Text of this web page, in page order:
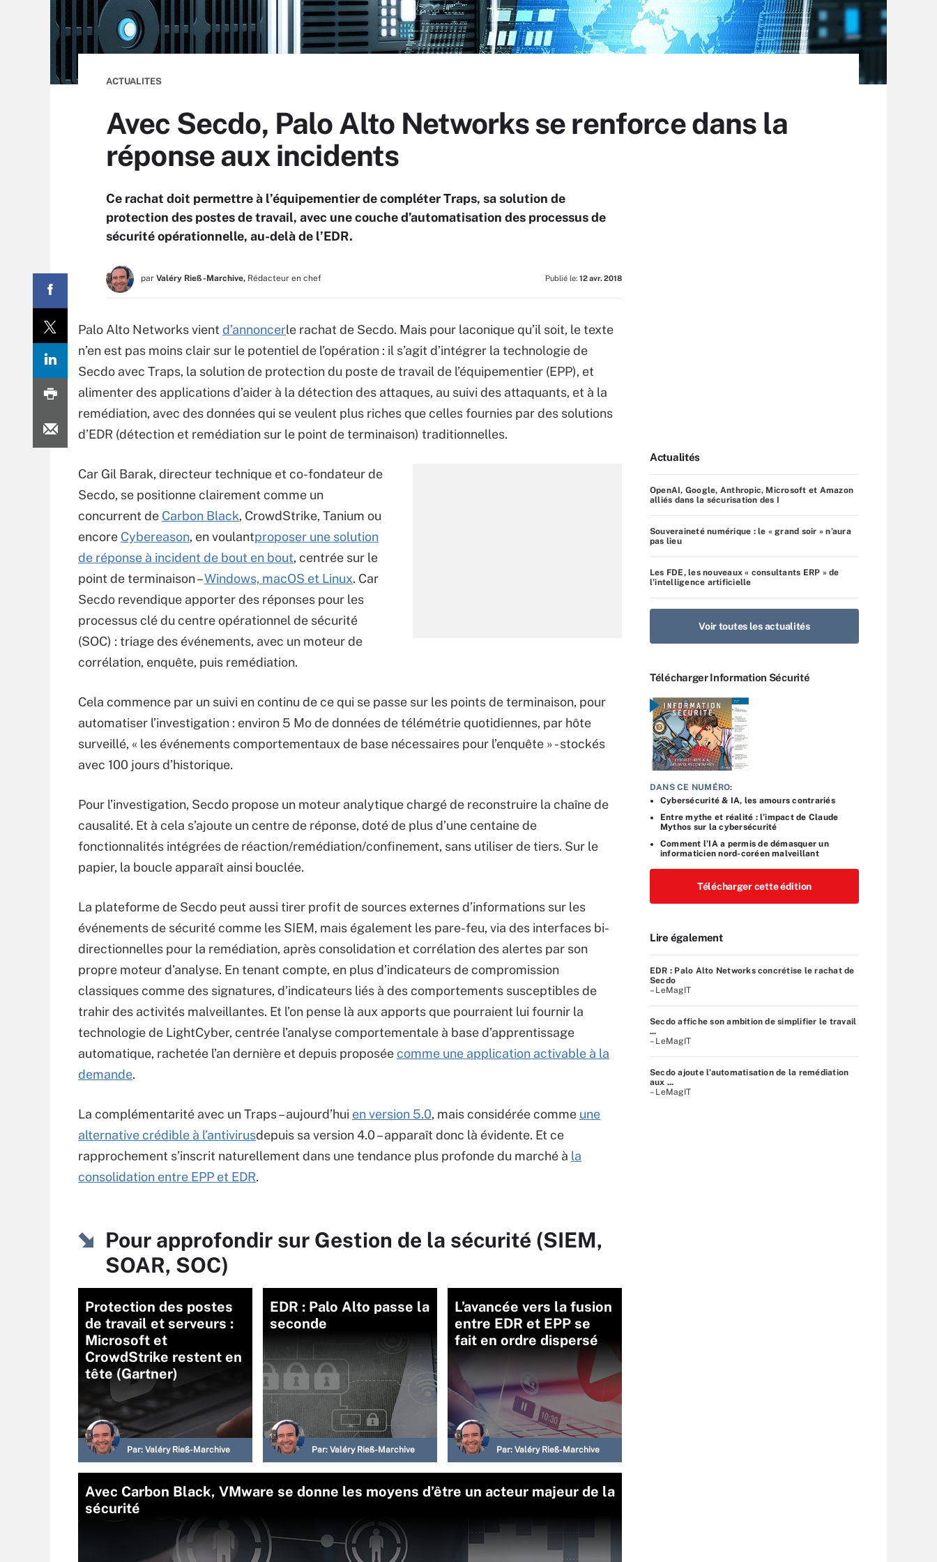
ACTUALITES
Avec Secdo, Palo Alto Networks se renforce dans la
réponse aux incidents
Ce rachat doit permettre à l’équipementier de compléter Traps, sa solution de
protection des postes de travail, avec une couche d’automatisation des processus de
sécurité opérationnelle, au-delà de l’EDR.
par Valéry Rieß-Marchive, Rédacteur en chef Publié le: 12 avr. 2018
Palo Alto Networks vient d’annoncerle rachat de Secdo. Mais pour laconique qu’il soit, le texte
n’en est pas moins clair sur le potentiel de l’opération : il s’agit d’intégrer la technologie de
Secdo avec Traps, la solution de protection du poste de travail de l’équipementier (EPP), et
alimenter des applications d’aider à la détection des attaques, au suivi des attaquants, et à la
remédiation, avec des données qui se veulent plus riches que celles fournies par des solutions
d’EDR (détection et remédiation sur le point de terminaison) traditionnelles.
Car Gil Barak, directeur technique et co-fondateur de
Secdo, se positionne clairement comme un
concurrent de Carbon Black, CrowdStrike, Tanium ou
encore Cybereason, en voulantproposer une solution
de réponse à incident de bout en bout, centrée sur le
point de terminaison –Windows, macOS et Linux. Car
Secdo revendique apporter des réponses pour les
processus clé du centre opérationnel de sécurité
(SOC) : triage des événements, avec un moteur de
corrélation, enquête, puis remédiation.
Cela commence par un suivi en continu de ce qui se passe sur les points de terminaison, pour
automatiser l’investigation : environ 5 Mo de données de télémétrie quotidiennes, par hôte
surveillé, « les événements comportementaux de base nécessaires pour l’enquête » - stockés
avec 100 jours d’historique.
Pour l’investigation, Secdo propose un moteur analytique chargé de reconstruire la chaîne de
causalité. Et à cela s’ajoute un centre de réponse, doté de plus d’une centaine de
fonctionnalités intégrées de réaction/remédiation/confinement, sans utiliser de tiers. Sur le
papier, la boucle apparaît ainsi bouclée.
La plateforme de Secdo peut aussi tirer profit de sources externes d’informations sur les
événements de sécurité comme les SIEM, mais également les pare-feu, via des interfaces bi-
directionnelles pour la remédiation, après consolidation et corrélation des alertes par son
propre moteur d’analyse. En tenant compte, en plus d’indicateurs de compromission
classiques comme des signatures, d’indicateurs liés à des comportements susceptibles de
trahir des activités malveillantes. Et l’on pense là aux apports que pourraient lui fournir la
technologie de LightCyber, centrée l’analyse comportementale à base d’apprentissage
automatique, rachetée l’an dernière et depuis proposéecomme une application activable à la
demande.
La complémentarité avec un Traps – aujourd’hui en version 5.0, mais considérée comme une
alternative crédible à l’antivirusdepuis sa version 4.0 – apparaît donc là évidente. Et ce
rapprochement s’inscrit naturellement dans une tendance plus profonde du marché à la
consolidation entre EPP et EDR.
Pour approfondir sur Gestion de la sécurité (SIEM,
SOAR, SOC)
Protection des postes
de travail et serveurs :
Microsoft et
CrowdStrike restent en
tête (Gartner)
Par: Valéry Rieß-Marchive
EDR : Palo Alto passe la
seconde
Par: Valéry Rieß-Marchive
L’avancée vers la fusion
entre EDR et EPP se
fait en ordre dispersé
Par: Valéry Rieß-Marchive
Avec Carbon Black, VMware se donne les moyens d’être un acteur majeur de la
sécurité
Actualités
OpenAI, Google, Anthropic, Microsoft et Amazon
alliés dans la sécurisation des I
Souveraineté numérique : le « grand soir » n’aura
pas lieu
Les FDE, les nouveaux « consultants ERP » de
l’intelligence artificielle
Voir toutes les actualités
Télécharger Information Sécurité
DANS CE NUMÉRO:
Cybersécurité & IA, les amours contrariés
Entre mythe et réalité : l’impact de Claude
Mythos sur la cybersécurité
Comment l’IA a permis de démasquer un
informaticien nord-coréen malveillant
Télécharger cette édition
Lire également
EDR : Palo Alto Networks concrétise le rachat de
Secdo
– LeMagIT
Secdo affiche son ambition de simplifier le travail
...
– LeMagIT
Secdo ajoute l’automatisation de la remédiation
aux ...
– LeMagIT